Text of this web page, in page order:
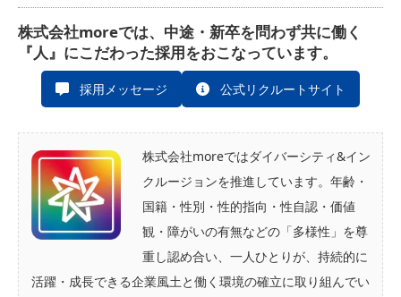
株式会社moreでは、中途・新卒を問わず共に働く
『人』にこだわった採用をおこなっています。
採用メッセージ 公式リクルートサイト
株式会社moreではダイバーシティ&イン
クルージョンを推進しています。年齢・
国籍・性別・性的指向・性自認・価値
観・障がいの有無などの「多様性」を尊
重し認め合い、一人ひとりが、持続的に
活躍・成長できる企業風土と働く環境の確立に取り組んでい